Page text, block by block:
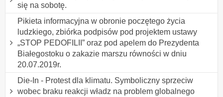
się na sobotę.
Pikieta informacyjna w obronie poczętego życia
ludzkiego, zbiórka podpisów pod projektem ustawy
„STOP PEDOFILII” oraz pod apelem do Prezydenta
Białegostoku o zakazie marszu równości w dniu
20.07.2019r.
Die-In - Protest dla klimatu. Symboliczny sprzeciw
wobec braku reakcji władz na problem globalnego